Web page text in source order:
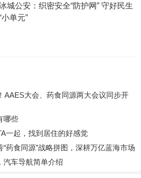
冰城公安：织密安全“防护网” 守好民生
小单元”
AAES大会、药食同源两大会议同步开
哪些
一起，找到居住的好感觉
药食同源”战略拼图，深耕万亿蓝海市场
汽车导航简单介绍